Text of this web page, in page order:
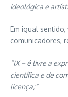
ideológica e
Em igual
comunicadores,
“IX – é livre a
científica e de
licença;”